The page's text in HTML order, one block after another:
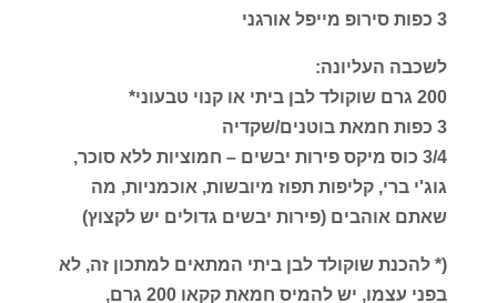
3 כפות סירופ מייפל אורגני
לשכבה העליונה:
200 גרם שוקולד לבן ביתי או קנוי טבעוני*
3 כפות חמאת בוטנים/שקדיה
3/4 כוס מיקס פירות יבשים – חמוציות ללא סוכר,
גוג'י ברי, קליפות תפוז מיובשות, אוכמניות, מה
שאתם אוהבים (פירות יבשים גדולים יש לקצוץ)
(* להכנת שוקולד לבן ביתי המתאים למתכון זה, לא
בפני עצמו, יש להמיס חמאת קקאו 200 גרם,